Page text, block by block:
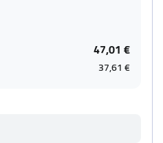
47,01 €
37,61 €